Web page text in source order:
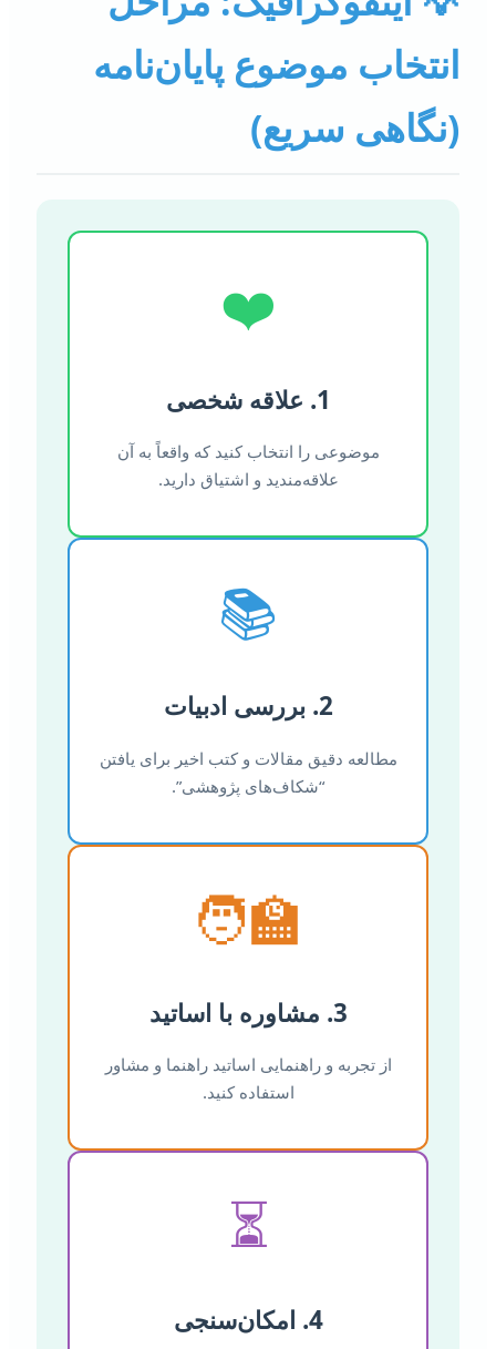
موضوع پایان‌نامه
سریع)
❤️
موضوعی را انتخاب کنید که واقعاً به آن
علاقه‌مندید و اشتیاق دارید.
📚
مطالعه دقیق مقالات و کتب اخیر برای یافتن
“شکاف‌های پژوهشی”.
🧑‍🏫
از تجربه و راهنمایی اساتید راهنما و مشاور
استفاده کنید.
⏳